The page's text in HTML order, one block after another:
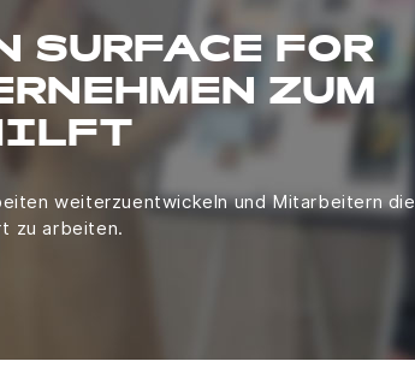
SURFACE FOR
ZUM
weiterzuentwickeln und Mitarbeitern die
zu arbeiten.